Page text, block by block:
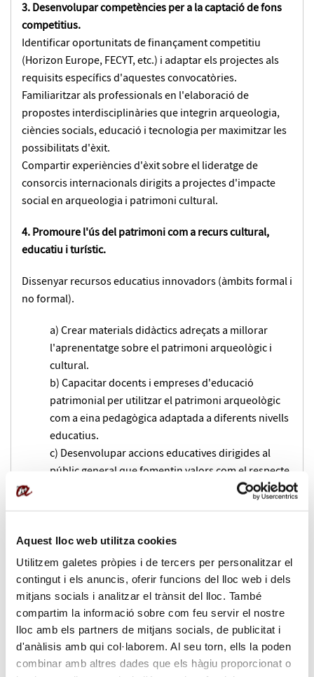
Aquest lloc web utilitza cookies
Utilitzem galetes pròpies i de tercers per personalitzar el
contingut i els anuncis, oferir funcions del lloc web i dels
mitjans socials i analitzar el trànsit del lloc. També
compartim la informació sobre com feu servir el nostre
lloc amb els partners de mitjans socials, de publicitat i
d'anàlisis amb qui col·laborem. Al seu torn, ells la poden
combinar amb altres dades que els hàgiu proporcionat o
3. Desenvolupar competències per a la captació de fons
competitius.
Identificar oportunitats de finançament competitiu
(Horizon Europe, FECYT, etc.) i adaptar els projectes als
requisits específics d'aquestes convocatòries.
Familiaritzar als professionals en l'elaboració de
propostes interdisciplinàries que integrin arqueologia,
ciències socials, educació i tecnologia per maximitzar les
possibilitats d'èxit.
Compartir experiències d'èxit sobre el lideratge de
consorcis internacionals dirigits a projectes d'impacte
social en arqueologia i patrimoni cultural.
4. Promoure l'ús del patrimoni com a recurs cultural,
educatiu i turístic.
Dissenyar recursos educatius innovadors (àmbits formal i
no formal).
a) Crear materials didàctics adreçats a millorar
l'aprenentatge sobre el patrimoni arqueològic i
cultural.
b) Capacitar docents i empreses d'educació
patrimonial per utilitzar el patrimoni arqueològic
com a eina pedagògica adaptada a diferents nivells
educatius.
c) Desenvolupar accions educatives dirigides al
públic general que fomentin valors com el respecte
pel patrimoni històric i natural (educació no
Incorporar el patrimoni com a atractiu cultural i turístic
sostenible.
a) Formar tècnics de turisme i desenvolupament
local en la creació d'itineraris culturals que
combinin valors educatius i patrimonials, evitant la
banalització del patrimoni.
b) Promoure experiències turístiques que